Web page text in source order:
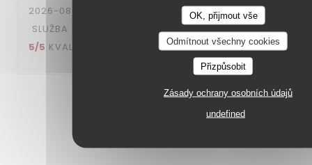
OK, přijmout vše
Odmítnout všechny cookies
Přizpůsobit
Zásady ochrany osobních údajů
undefined
2026-08-04
- 20:00 - HOSTÉ 2
SLUŽBA : : 5/5 KUCHYNĚ:
5/5 KVALITA / CENA
3